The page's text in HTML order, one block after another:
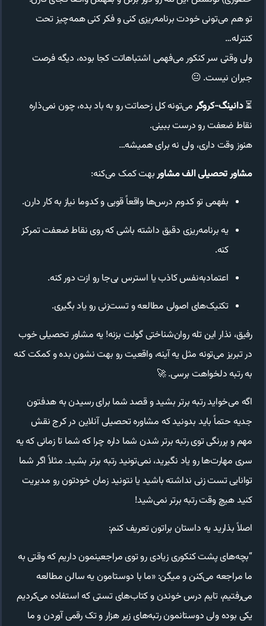
تو هم می‌تونی خودت برنامه‌ریزی کنی و فکر کنی همه‌چیز تحت
کنترله…
ولی وقتی سر کنکور می‌فهمی اشتباهاتت کجا بوده، دیگه فرصت
جبران نیست. 😐
⏳دانینگ-کروگر می‌تونه کل زحماتت رو به باد بده، چون نمی‌ذاره
نقاط ضعفت رو درست ببینی.
هنوز وقت داری، ولی نه برای همیشه…
مشاور تحصیلی الف مشاوربهت کمک می‌کنه:
بفهمی تو کدوم درس‌ها واقعاً قویی و کدوما نیاز به کار دارن.
یه برنامه‌ریزی دقیق داشته باشی که روی نقاط ضعفت تمرکز
کنه.
اعتمادبه‌نفس کاذب یا استرس بی‌جا رو ازت دور کنه.
تکنیک‌های اصولی مطالعه و تست‌زنی رو یاد بگیری.
رفیق، نذار این تله روان‌شناختی گولت بزنه! یه مشاور تحصیلی خوب
در تبریز می‌تونه مثل یه آینه، واقعیت رو بهت نشون بده و کمکت کنه
به رتبه دلخواهت برسی. 🚀
اگه می‌خواید رتبه برتر بشید و قصد شما برای رسیدن به هدفتون
جدیه حتماً باید بدونید که مشاوره تحصیلی آنلاین در کرج نقش
مهم و پررنگی توی رتبه برتر شدن شما داره چرا که شما تا زمانی که یه
سری مهارت‌ها رو یاد نگیرید، نمی‌تونید رتبه برتر بشید. مثلاً اگر شما
توانایی تست زنی نداشته باشید یا نتونید زمان خودتون رو مدیریت
کنید هیچ وقت رتبه برتر نمی‌شید!
اصلاً بذارید یه داستان براتون تعریف کنم:
“بچه‌های پشت کنکوری زیادی رو توی مراجعینمون داریم که وقتی به
ما مراجعه می‌کنن و میگن: «ما با دوستامون یه سالن مطالعه
می‌رفتیم، تایم درس خوندن و کتاب‌های تستی که استفاده می‌کردیم
یکی بوده ولی دوستانمون رتبه‌های زیر هزار و تک رقمی آوردن و ما